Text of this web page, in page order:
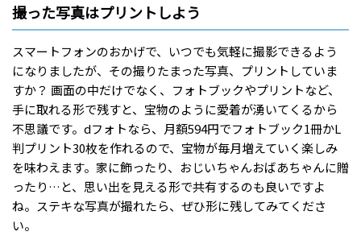
撮った写真はプリントしよう
スマートフォンのおかげで、いつでも気軽に撮影できるよう
になりましたが、その撮りたまった写真、プリントしていま
すか？ 画面の中だけでなく、フォトブックやプリントなど、
手に取れる形で残すと、宝物のように愛着が湧いてくるから
不思議です。dフォトなら、月額594円でフォトブック1冊かL
判プリント30枚を作れるので、宝物が毎月増えていく楽しみ
を味わえます。家に飾ったり、おじいちゃんおばあちゃんに贈
ったり…と、思い出を見える形で共有するのも良いですよ
ね。ステキな写真が撮れたら、ぜひ形に残してみてくださ
い。